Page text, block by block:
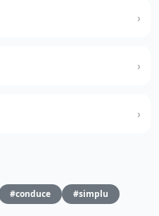
#conduce
#simplu